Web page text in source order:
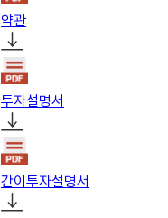
약관
투자설명서
간이투자설명서